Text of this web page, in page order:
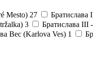
Mesto) 27
3 Братислава III
Вес (Karlova Ves) 1